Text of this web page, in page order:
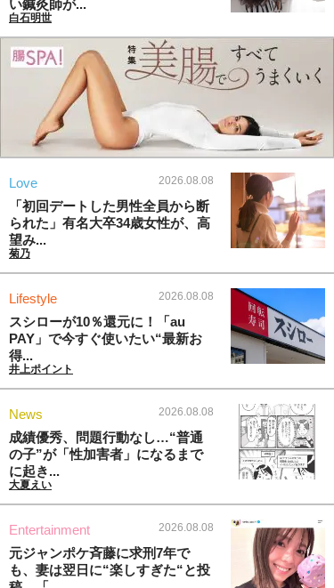
い鍼灸師が...
白石明世
Love 2026.08.08
「初回デートした男性全員から断
られた」有名大卒34歳女性が、高
望み...
菊乃
Lifestyle 2026.08.08
スシローが10％還元に！「au
PAY」で今すぐ使いたい“最新お
得...
井上ポイント
News 2026.08.08
成績優秀、問題行動なし…“普通
の子”が「性加害者」になるまで
に起き...
大夏えい
Entertainment 2026.08.08
元ジャンポケ斉藤に求刑7年で
も、妻は翌日に“楽しすぎた“と投